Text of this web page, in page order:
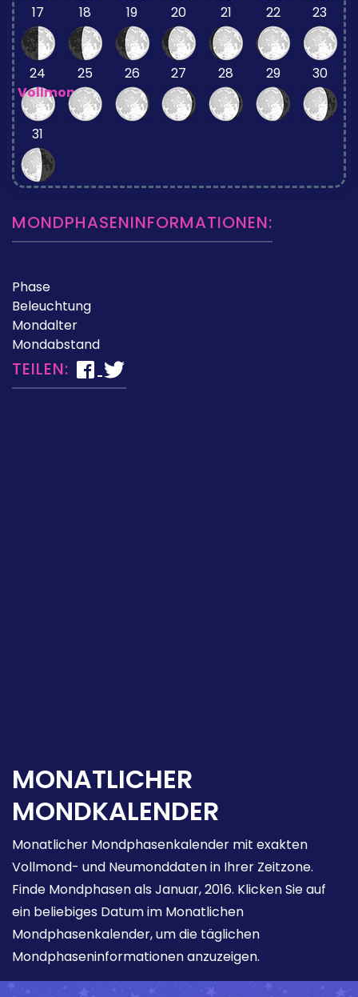
17
18 19 20 21 22 23
24
Vollmond
25 26 27 28 29 30
31
MONDPHASENINFORMATIONEN:
Phase
Beleuchtung
Mondalter
Mondabstand
TEILEN:
MONATLICHER
MONDKALENDER
Monatlicher Mondphasenkalender mit exakten
Vollmond- und Neumonddaten in Ihrer Zeitzone.
Finde Mondphasen als Januar, 2016. Klicken Sie auf
ein beliebiges Datum im Monatlichen
Mondphasenkalender, um die täglichen
Mondphaseninformationen anzuzeigen.